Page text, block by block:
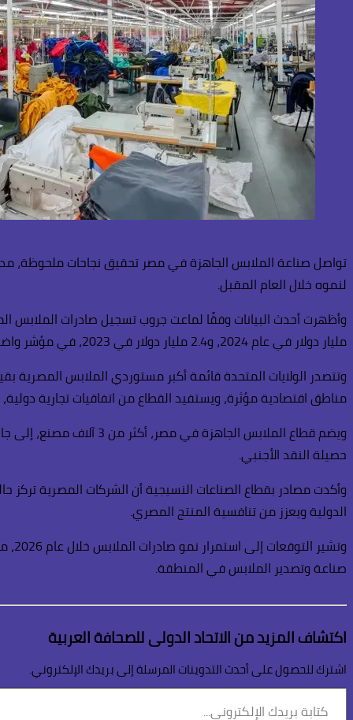
تواصل صناعة الملابس الجاهزة في مصر تحقيق نجاحات ملحوظة،
لنموه خلال العام المقبل.
مليار دولار في عام 2024، و2.4 مليار دولار في 2023، في مؤشر واضح على استقرار الأداء التصاعدي للقطاع، رغم التحديات الاقتصادية العالمية.
وتتصدر الولايات المتحدة قائمة أكبر مستوردي الملابس المصرية
مناطق اقتصادية مؤثرة، ويستفيد القطاع من اتفاقيات تجارية
حصيلة النقد الأجنبي.
وأكدت مصادر بقطاع الصناعات النسيجية أن الشركات المصرية تركز
الدولية ويعزز من تنافسية المنتج المصري.
صناعة وتصدير الملابس في المنطقة.
اكتشاف المزيد من الاتحاد الدولى للصحافة العربية
اشترك للحصول على أحدث التدوينات المرسلة إلى بريدك الإلكتروني.